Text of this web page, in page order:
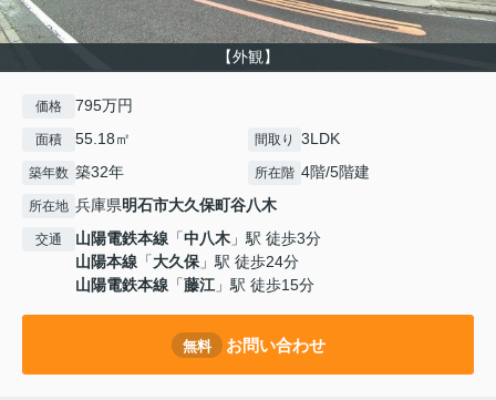
【外観】
価格 795万円
面積 55.18㎡ 間取り 3LDK
築年数 築32年 所在階 4階/5階建
所在地 兵庫県明石市大久保町谷八木
交通 山陽電鉄本線 「中八木 」駅 徒歩3分
山陽本線 「大久保」駅 徒歩24分
山陽電鉄本線 「藤江」駅 徒歩15分
無料 お問い合わせ